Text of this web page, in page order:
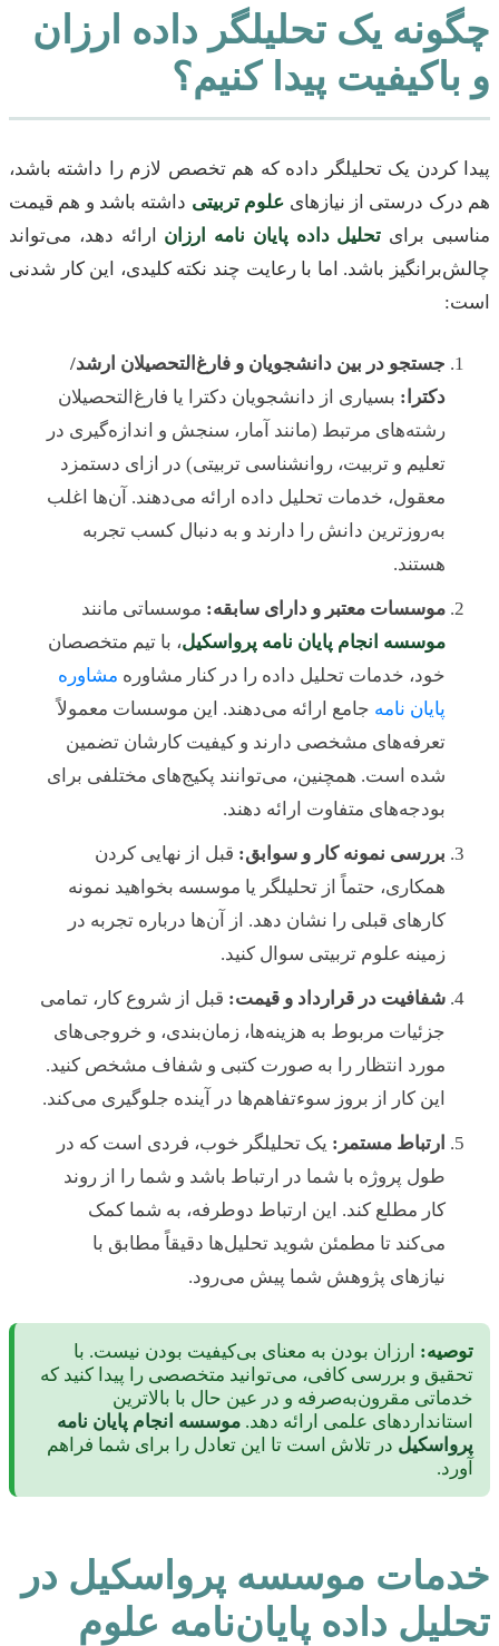
چگونه یک تحلیلگر داده ارزان
و باکیفیت پیدا کنیم؟
پیدا کردن یک تحلیلگر داده که هم تخصص لازم را داشته باشد،
هم درک درستی از نیازهای علوم تربیتی داشته باشد و هم قیمت
مناسبی برای تحلیل داده پایان نامه ارزان ارائه دهد، می‌تواند
چالش‌برانگیز باشد. اما با رعایت چند نکته کلیدی، این کار شدنی
است:
جستجو در بین دانشجویان و فارغ‌التحصیلان ارشد/
دکترا: بسیاری از دانشجویان دکترا یا فارغ‌التحصیلان
رشته‌های مرتبط (مانند آمار، سنجش و اندازه‌گیری در
تعلیم و تربیت، روانشناسی تربیتی) در ازای دستمزد
معقول، خدمات تحلیل داده ارائه می‌دهند. آن‌ها اغلب
به‌روزترین دانش را دارند و به دنبال کسب تجربه
هستند.
موسسات معتبر و دارای سابقه: موسساتی مانند
موسسه انجام پایان نامه پرواسکیل، با تیم متخصصان
خود، خدمات تحلیل داده را در کنار مشاوره مشاوره
پایان نامه جامع ارائه می‌دهند. این موسسات معمولاً
تعرفه‌های مشخصی دارند و کیفیت کارشان تضمین
شده است. همچنین، می‌توانند پکیج‌های مختلفی برای
بودجه‌های متفاوت ارائه دهند.
بررسی نمونه کار و سوابق: قبل از نهایی کردن
همکاری، حتماً از تحلیلگر یا موسسه بخواهید نمونه
کارهای قبلی را نشان دهد. از آن‌ها درباره تجربه در
زمینه علوم تربیتی سوال کنید.
شفافیت در قرارداد و قیمت: قبل از شروع کار، تمامی
جزئیات مربوط به هزینه‌ها، زمان‌بندی، و خروجی‌های
مورد انتظار را به صورت کتبی و شفاف مشخص کنید.
این کار از بروز سوءتفاهم‌ها در آینده جلوگیری می‌کند.
ارتباط مستمر: یک تحلیلگر خوب، فردی است که در
طول پروژه با شما در ارتباط باشد و شما را از روند
کار مطلع کند. این ارتباط دوطرفه، به شما کمک
می‌کند تا مطمئن شوید تحلیل‌ها دقیقاً مطابق با
نیازهای پژوهش شما پیش می‌رود.
توصیه: ارزان بودن به معنای بی‌کیفیت بودن نیست. با
تحقیق و بررسی کافی، می‌توانید متخصصی را پیدا کنید که
خدماتی مقرون‌به‌صرفه و در عین حال با بالاترین
استانداردهای علمی ارائه دهد. موسسه انجام پایان نامه
پرواسکیل در تلاش است تا این تعادل را برای شما فراهم
آورد.
خدمات موسسه پرواسکیل در
تحلیل داده پایان‌نامه علوم